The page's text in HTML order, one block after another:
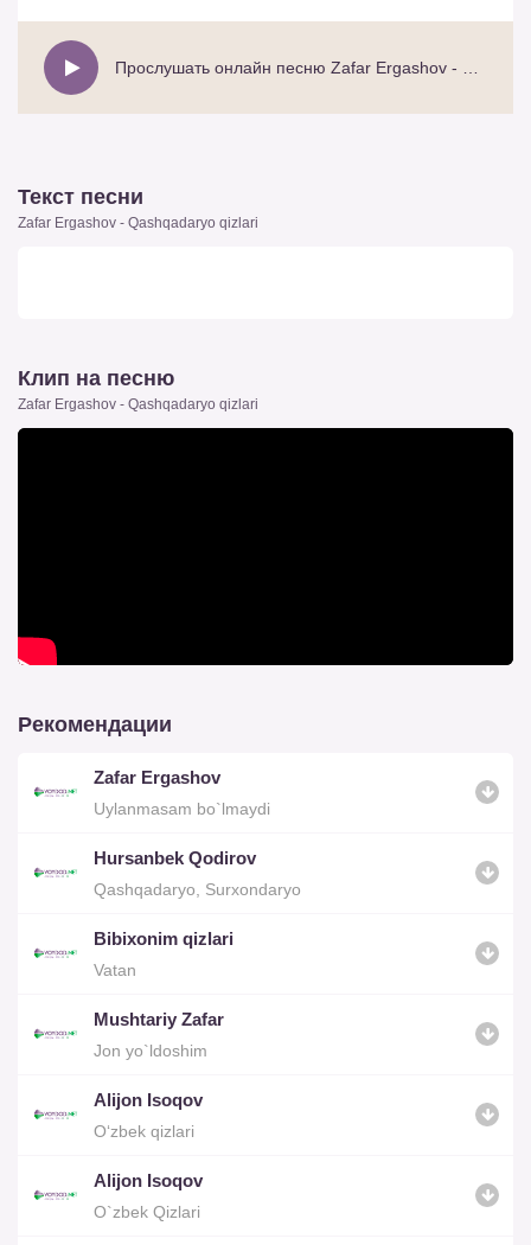
Текст песни
Zafar Ergashov - Qashqadaryo qizlari
Клип на песню
Zafar Ergashov - Qashqadaryo qizlari
Рекомендации
Zafar Ergashov
Uylanmasam bo`lmaydi
Hursanbek Qodirov
Qashqadaryo, Surxondaryo
Bibixonim qizlari
Vatan
Mushtariy Zafar
Jon yo`ldoshim
Alijon Isoqov
O‘zbek qizlari
Alijon Isoqov
O`zbek Qizlari